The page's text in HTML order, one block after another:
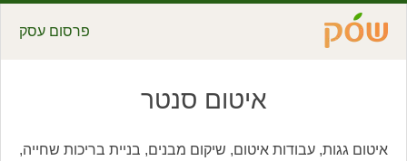
פרסום עסק
איטום סנטר
איטום גגות, עבודות איטום, שיקום מבנים, בניית בריכות שחייה,